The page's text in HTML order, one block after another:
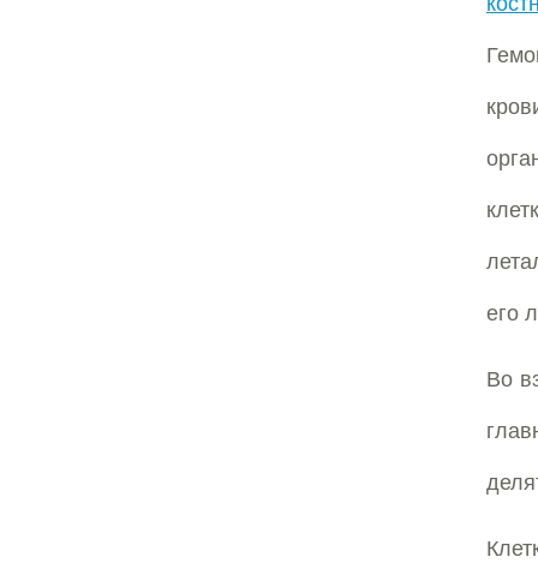
его
Во